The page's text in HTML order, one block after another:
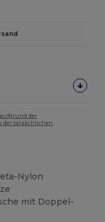
aufgrund der
der tatsächlichen
Nylon
mit Doppel-